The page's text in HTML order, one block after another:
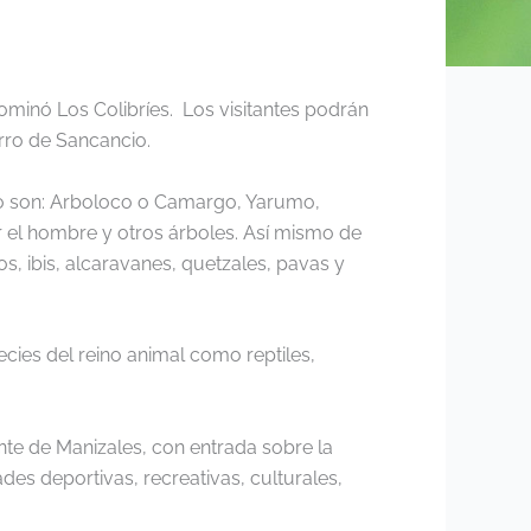
Los Colibríes. Los visitantes podrán
de Sancancio.
son: Arboloco o Camargo, Yarumo,
hombre y otros árboles. Así mismo de
ibis, alcaravanes, quetzales, pavas y
del reino animal como reptiles,
de Manizales, con entrada sobre la
deportivas, recreativas, culturales,